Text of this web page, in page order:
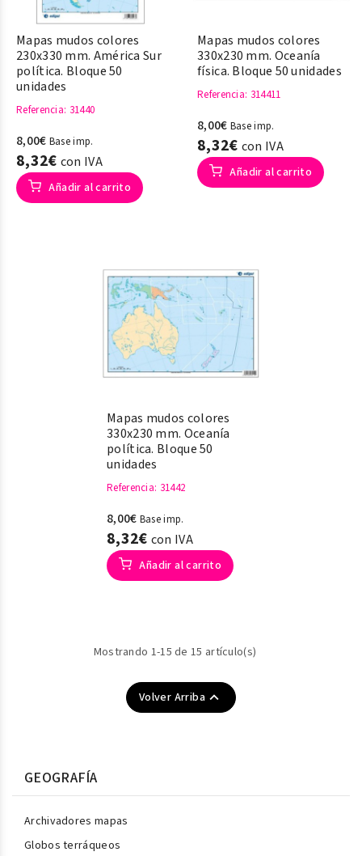
Mapas mudos colores
230x330 mm. América Sur
política. Bloque 50
unidades
Referencia: 31440
8,00€ Base imp.
8,32€ con IVA
Añadir al carrito
Mapas mudos colores
330x230 mm. Oceanía
física. Bloque 50 unidades
Referencia: 314411
8,00€ Base imp.
8,32€ con IVA
Añadir al carrito
Mapas mudos colores
330x230 mm. Oceanía
política. Bloque 50
unidades
Referencia: 31442
8,00€ Base imp.
8,32€ con IVA
Añadir al carrito
Mostrando 1-15 de 15 artículo(s)
Volver Arriba 
GEOGRAFÍA
Archivadores mapas
Globos terráqueos